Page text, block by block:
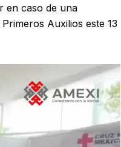
en caso de una
Auxilios este 13